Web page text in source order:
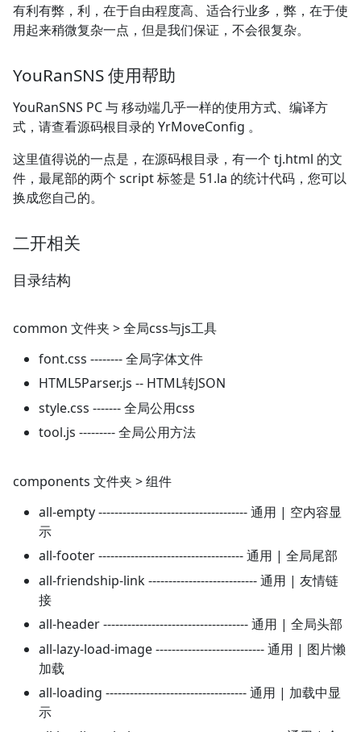
有利有弊，利，在于自由程度高、适合行业多，弊，在于使
用起来稍微复杂一点，但是我们保证，不会很复杂。
YouRanSNS 使用帮助
YouRanSNS PC 与 移动端几乎一样的使用方式、编译方
式，请查看源码根目录的 YrMoveConfig 。
这里值得说的一点是，在源码根目录，有一个 tj.html 的文
件，最尾部的两个 script 标签是 51.la 的统计代码，您可以
换成您自己的。
二开相关
目录结构
common 文件夹 > 全局css与js工具
font.css -------- 全局字体文件
HTML5Parser.js -- HTML转JSON
style.css ------- 全局公用css
tool.js --------- 全局公用方法
components 文件夹 > 组件
all-empty ------------------------------------- 通用 | 空内容显
示
all-footer ------------------------------------ 通用 | 全局尾部
all-friendship-link --------------------------- 通用 | 友情链
接
all-header ------------------------------------ 通用 | 全局头部
all-lazy-load-image --------------------------- 通用 | 图片懒
加载
all-loading ----------------------------------- 通用 | 加载中显
示